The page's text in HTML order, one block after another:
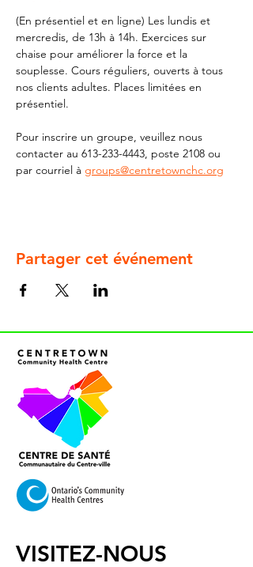
(En présentiel et en ligne) Les lundis et
mercredis, de 13h à 14h. Exercices sur
chaise pour améliorer la force et la
souplesse. Cours réguliers, ouverts à tous
nos clients adultes. Places limitées en
présentiel.
Pour inscrire un groupe, veuillez nous
contacter au 613-233-4443, poste 2108 ou
par courriel à groups@centretownchc.org
Partager cet événement
VISITEZ-NOUS